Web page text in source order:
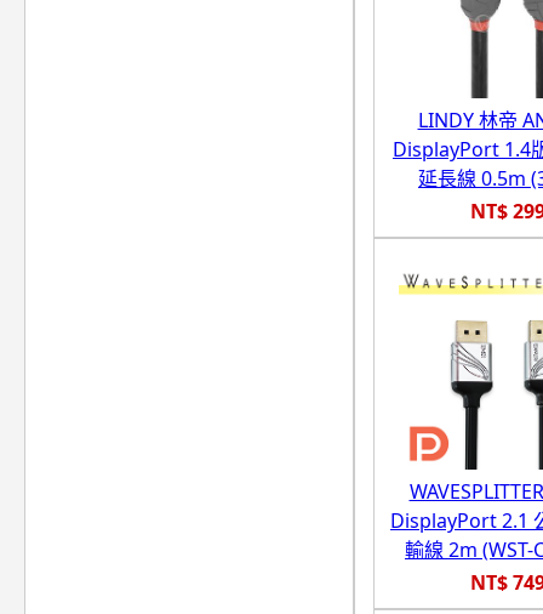
LINDY 林帝
DisplayPort 1.4
延長線 0.5m
NT$
DisplayPort 2.1
輸線 2m (WST-
NT$